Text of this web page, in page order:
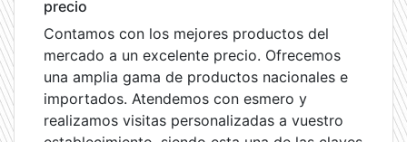
precio
Contamos con los mejores productos del
mercado a un excelente precio. Ofrecemos
una amplia gama de productos nacionales e
importados. Atendemos con esmero y
realizamos visitas personalizadas a vuestro